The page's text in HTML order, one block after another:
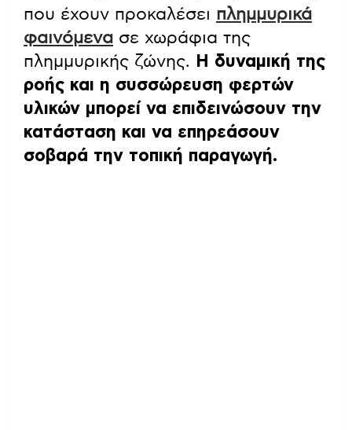
που έχουν προκαλέσει πλημμυρικά
φαινόμενα σε χωράφια της
πλημμυρικής ζώνης.
Η δυναμική της
ροής και η συσσώρευση φερτών
υλικών μπορεί να επιδεινώσουν την
κατάσταση και να επηρεάσουν
σοβαρά την τοπική παραγωγή.